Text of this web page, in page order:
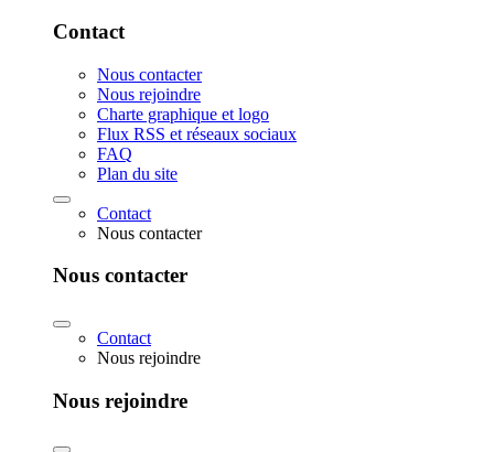
Contact
Nous contacter
Nous rejoindre
Charte graphique et logo
Flux RSS et réseaux sociaux
FAQ
Plan du site
Contact
Nous contacter
Nous contacter
Contact
Nous rejoindre
Nous rejoindre